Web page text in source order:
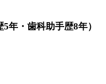
年・歯科助手歴8年）